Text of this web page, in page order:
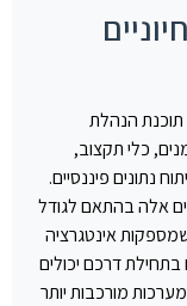
תוכנת הנהלת
כלי תקצוב,
נתונים פיננסיים.
אלה בהתאם לגודל
אינטגרציה
בתחילת דרכם יכולים
מורכבות יותר